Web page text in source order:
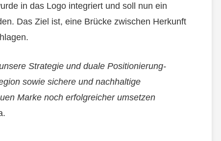
in das Logo integriert und soll nun ein
Das Ziel ist, eine Brücke zwischen Herkunft
Strategie und duale Positionierung-
sowie sichere und nachhaltige
Marke noch erfolgreicher umsetzen